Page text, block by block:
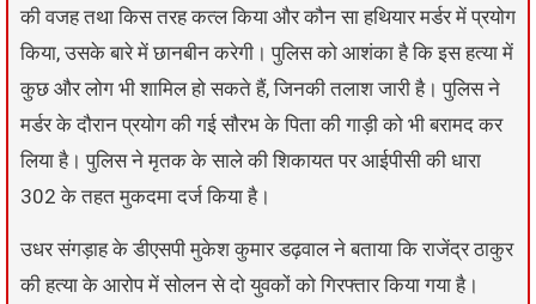
की वजह तथा किस तरह कत्ल किया और कौन सा हथियार मर्डर में प्रयोग
किया, उसके बारे में छानबीन करेगी। पुलिस को आशंका है कि इस हत्या में
कुछ और लोग भी शामिल हो सकते हैं, जिनकी तलाश जारी है। पुलिस ने
मर्डर के दौरान प्रयोग की गई सौरभ के पिता की गाड़ी को भी बरामद कर
लिया है। पुलिस ने मृतक के साले की शिकायत पर आईपीसी की धारा
302 के तहत मुकदमा दर्ज किया है।
उधर संगड़ाह के डीएसपी मुकेश कुमार डढ़वाल ने बताया कि राजेंद्र ठाकुर
की हत्या के आरोप में सोलन से दो युवकों को गिरफ्तार किया गया है।